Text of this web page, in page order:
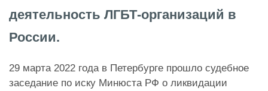
деятельность ЛГБТ-организаций в
России.
29 марта 2022 года в Петербурге прошло судебное
заседание по иску Минюста РФ о ликвидации